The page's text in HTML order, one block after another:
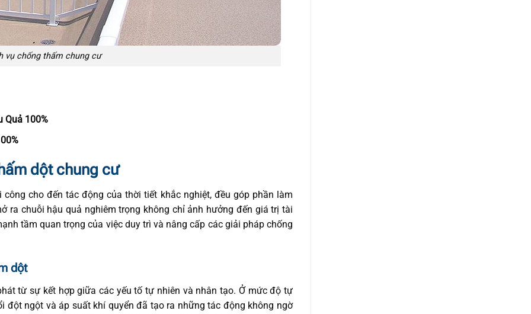
vụ chống thấm chung cư
Quả 100%
dột chung cư
cho đến tác động của thời tiết khắc nghiệt, đều góp phần làm
ra chuỗi hậu quả nghiêm trọng không chỉ ảnh hưởng đến giá trị tài
tầm quan trọng của việc duy trì và nâng cấp các giải pháp chống
dột
từ sự kết hợp giữa các yếu tố tự nhiên và nhân tạo. Ở mức độ tự
đột ngột và áp suất khí quyển đã tạo ra những tác động không ngờ